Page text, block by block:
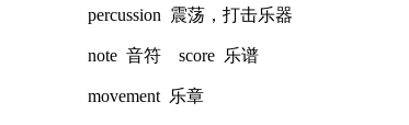
percussion 震荡，打击乐器
note 音符 score 乐谱
movement 乐章